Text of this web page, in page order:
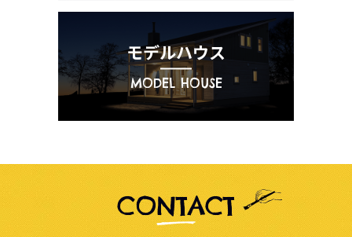
モデルハウス
MODEL HOUSE
CONTACT